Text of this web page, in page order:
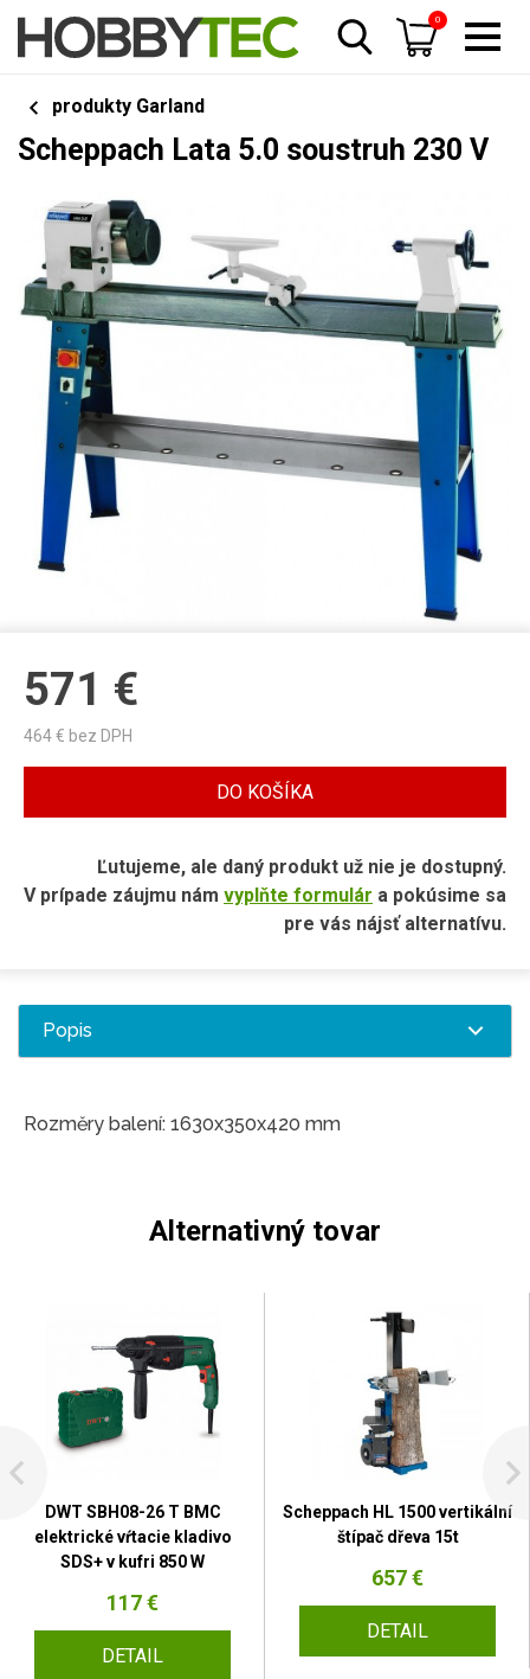
0
produkty Garland
Scheppach Lata 5.0 soustruh 230 V
571 €
464€ bez DPH
DO KOŠÍKA
Ľutujeme, ale daný produkt už nie je dostupný.
V prípade záujmu nám vyplňte formulár a pokúsime sa
pre vás nájsť alternatívu.
Popis
Rozměry balení: 1630x350x420 mm
Alternativný tovar
DWT SBH08-26 T BMC
elektrické vŕtacie kladivo
SDS+ v kufri 850 W
117 €
DETAIL
Scheppach HL 1500 vertikální
štípač dřeva 15t
657 €
DETAIL